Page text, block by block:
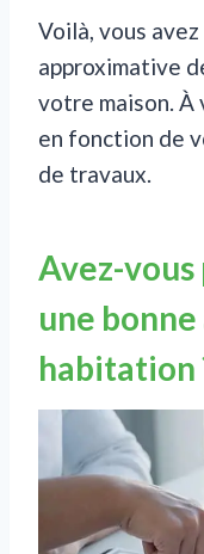
Voilà, vous
approximative
votre maison. À
en fonction de
de travaux.
Avez-vous
une
habitation